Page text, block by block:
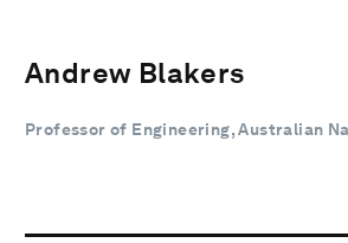
Andrew Blakers
Professor of Engineering, Australian